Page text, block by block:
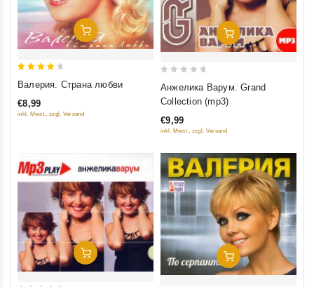
Добавить В Корзину
out of
5
Валерия. Страна любви
€8,99
inkl. Mwst., zzgl. Versand
Добавить В Корзину
5
Анжелика Варум. Grand
Collection (mp3)
€9,99
inkl. Mwst., zzgl. Versand
Добавить В Корзину Добавить В Корзину